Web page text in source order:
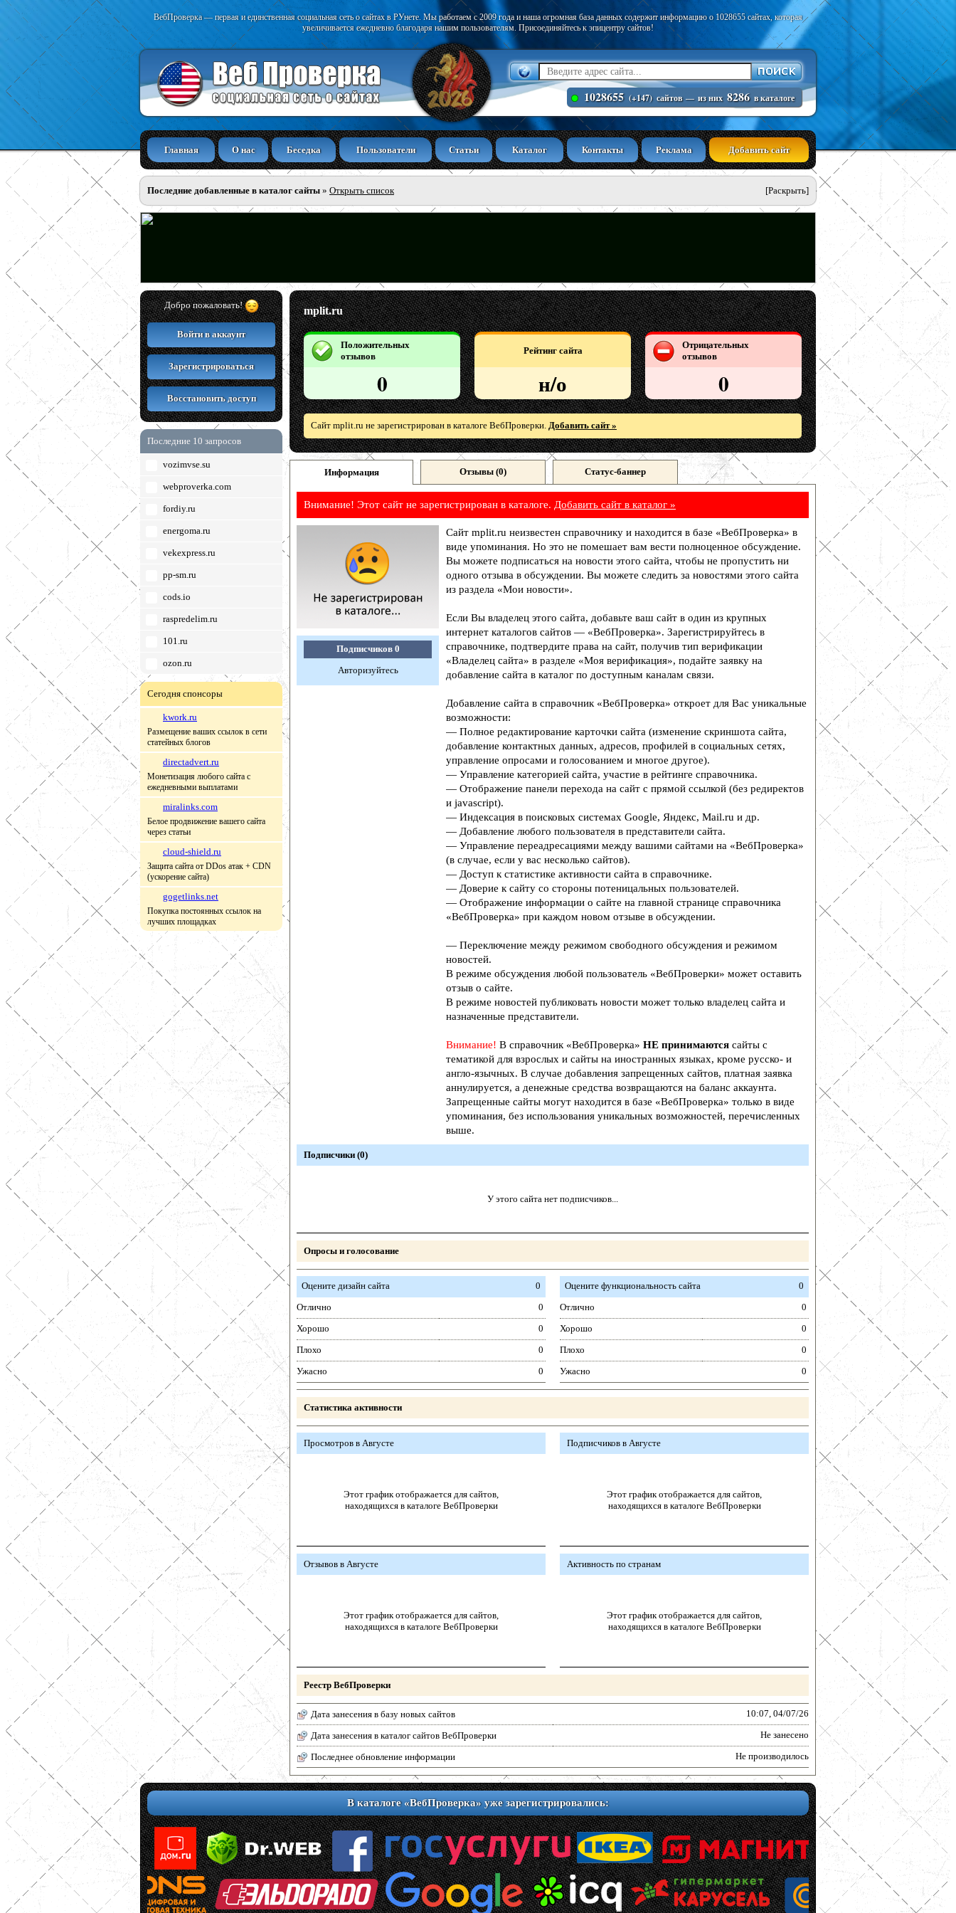
ВебПроверка — первая и единственная социальная сеть о сайтах в РУнете. Мы работаем с 2009 года и наша огромная база данных содержит информацию о 1028655 сайтах, которая
увеличивается ежедневно благодаря нашим пользователям. Присоединяйтесь к эпицентру сайтов!
1028655 (+147) сайтов — из них 8286 в каталоге
Главная О нас Беседка Пользователи Статьи Каталог Контакты Реклама Добавить сайт
Последние добавленные в каталог сайты » Открыть список [Раскрыть]
Добро пожаловать!
Войти в аккаунт
Зарегистрироваться
Восстановить доступ
Последние 10 запросов
vozimvse.su
webproverka.com
fordiy.ru
energoma.ru
vekexpress.ru
pp-sm.ru
cods.io
raspredelim.ru
101.ru
ozon.ru
Сегодня спонсоры
kwork.ru
Размещение ваших ссылок в сети
статейных блогов
directadvert.ru
Монетизация любого сайта с
ежедневными выплатами
miralinks.com
Белое продвижение вашего сайта
через статьи
cloud-shield.ru
Защита сайта от DDos атак + CDN
(ускорение сайта)
gogetlinks.net
Покупка постоянных ссылок на
лучших площадках
mplit.ru
Положительных
отзывов
0
Рейтинг сайта
н/о
Отрицательных
отзывов
0
Сайт mplit.ru не зарегистрирован в каталоге ВебПроверки. Добавить сайт »
Информация Отзывы (0) Статус-баннер
Внимание! Этот сайт не зарегистрирован в каталоге. Добавить сайт в каталог »
Подписчиков 0
Авторизуйтесь
Сайт mplit.ru неизвестен справочнику и находится в базе «ВебПроверка» в
виде упоминания. Но это не помешает вам вести полноценное обсуждение.
Вы можете подписаться на новости этого сайта, чтобы не пропустить ни
одного отзыва в обсуждении. Вы можете следить за новостями этого сайта
из раздела «Мои новости».
Если Вы владелец этого сайта, добавьте ваш сайт в один из крупных
интернет каталогов сайтов — «ВебПроверка». Зарегистрируйтесь в
справочнике, подтвердите права на сайт, получив тип верификации
«Владелец сайта» в разделе «Моя верификация», подайте заявку на
добавление сайта в каталог по доступным каналам связи.
Добавление сайта в справочник «ВебПроверка» откроет для Вас уникальные
возможности:
— Полное редактирование карточки сайта (изменение скриншота сайта,
добавление контактных данных, адресов, профилей в социальных сетях,
управление опросами и голосованием и многое другое).
— Управление категорией сайта, участие в рейтинге справочника.
— Отображение панели перехода на сайт с прямой ссылкой (без редиректов
и javascript).
— Индексация в поисковых системах Google, Яндекс, Mail.ru и др.
— Добавление любого пользователя в представители сайта.
— Управление переадресациями между вашими сайтами на «ВебПроверка»
(в случае, если у вас несколько сайтов).
— Доступ к статистике активности сайта в справочнике.
— Доверие к сайту со стороны потеницальных пользователей.
— Отображение информации о сайте на главной странице справочника
«ВебПроверка» при каждом новом отзыве в обсуждении.
— Переключение между режимом свободного обсуждения и режимом
новостей.
В режиме обсуждения любой пользователь «ВебПроверки» может оставить
отзыв о сайте.
В режиме новостей публиковать новости может только владелец сайта и
назначенные представители.
Внимание! В справочник «ВебПроверка» НЕ принимаются сайты с
тематикой для взрослых и сайты на иностранных языках, кроме русско- и
англо-язычных. В случае добавления запрещенных сайтов, платная заявка
аннулируется, а денежные средства возвращаются на баланс аккаунта.
Запрещенные сайты могут находится в базе «ВебПроверка» только в виде
упоминания, без использования уникальных возможностей, перечисленных
выше.
Подписчики (0)
У этого сайта нет подписчиков...
Опросы и голосование
Оцените дизайн сайта
0
Отлично
0
Хорошо
0
Плохо
0
Ужасно
0
Оцените функциональность сайта
0
Отлично
0
Хорошо
0
Плохо
0
Ужасно
0
Статистика активности
Просмотров в Августе
Этот график отображается для сайтов,
находящихся в каталоге ВебПроверки
Подписчиков в Августе
Этот график отображается для сайтов,
находящихся в каталоге ВебПроверки
Отзывов в Августе
Этот график отображается для сайтов,
находящихся в каталоге ВебПроверки
Активность по странам
Этот график отображается для сайтов,
находящихся в каталоге ВебПроверки
Реестр ВебПроверки
Дата занесения в базу новых сайтов 10:07, 04/07/26
Дата занесения в каталог сайтов ВебПроверки Не занесено
Последнее обновление информации Не производилось
В каталоге «ВебПроверка» уже зарегистрировались: